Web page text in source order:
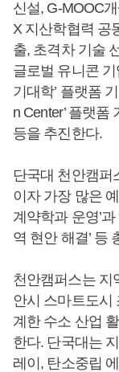
신설, G-MOOC
X 지산학협력 공
출, 초격차 기술
글로벌 유니콘
기대학’ 플랫폼
n Center’ 플랫
등을 추진한다.
단국대 천안캠퍼
이자 가장 많은
계약학과 운영’
역 현안 해결’ 등
천안캠퍼스는 지
안시 스마트도시
계한 수소 산업
한다. 단국대는
레이, 탄소중립